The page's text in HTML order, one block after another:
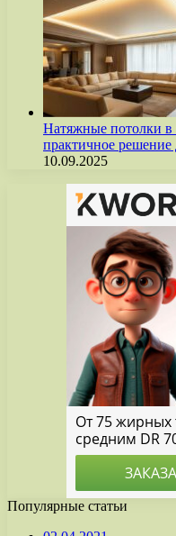
Натяжные потолки в
практичное
10.09.2025
Популярные статьи